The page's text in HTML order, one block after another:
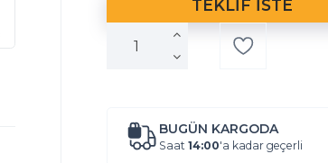
BUGÜN KARGODA
Saat 14:00'a kadar geçerli